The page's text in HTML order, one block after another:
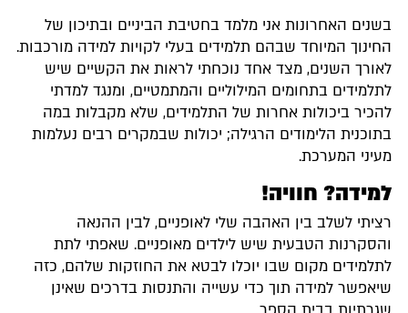
בשנים האחרונות אני מלמד בחטיבת הביניים ובתיכון של
החינוך המיוחד שבהם תלמידים בעלי לקויות למידה מורכבות.
לאורך השנים, מצד אחד נוכחתי לראות את הקשיים שיש
לתלמידים בתחומים המילוליים והמתמטיים, ומנגד למדתי
להכיר ביכולות אחרות של התלמידים, שלא מקבלות במה
בתוכנית הלימודים הרגילה; יכולות שבמקרים רבים נעלמות
מעיני המערכת.
למידה? חוויה!
רציתי לשלב בין האהבה שלי לאופניים, לבין ההנאה
והסקרנות הטבעית שיש לילדים מאופניים. שאפתי לתת
לתלמידים מקום שבו יוכלו לבטא את החוזקות שלהם, כזה
שיאפשר למידה תוך כדי עשייה והתנסות בדרכים שאינן